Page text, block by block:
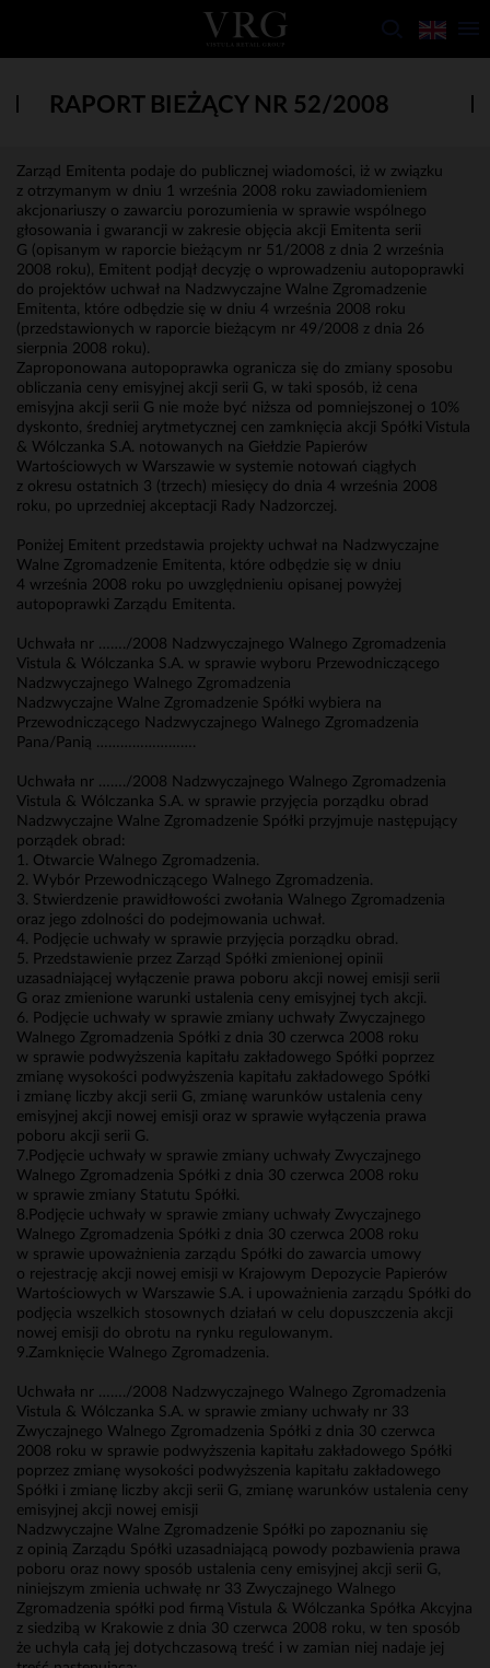
RAPORT BIEŻĄCY NR 52/2008
Zarząd Emitenta podaje do publicznej wiadomości, iż w związku
z otrzymanym w dniu 1 września 2008 roku zawiadomieniem
akcjonariuszy o zawarciu porozumienia w sprawie wspólnego
głosowania i gwarancji w zakresie objęcia akcji Emitenta serii
G (opisanym w raporcie bieżącym nr 51/2008 z dnia 2 września
2008 roku), Emitent podjął decyzję o wprowadzeniu autopoprawki
do projektów uchwał na Nadzwyczajne Walne Zgromadzenie
Emitenta, które odbędzie się w dniu 4 września 2008 roku
(przedstawionych w raporcie bieżącym nr 49/2008 z dnia 26
sierpnia 2008 roku).
Zaproponowana autopoprawka ogranicza się do zmiany sposobu
obliczania ceny emisyjnej akcji serii G, w taki sposób, iż cena
emisyjna akcji serii G nie może być niższa od pomniejszonej o 10%
dyskonto, średniej arytmetycznej cen zamknięcia akcji Spółki Vistula
& Wólczanka S.A. notowanych na Giełdzie Papierów
Wartościowych w Warszawie w systemie notowań ciągłych
z okresu ostatnich 3 (trzech) miesięcy do dnia 4 września 2008
roku, po uprzedniej akceptacji Rady Nadzorczej.
Poniżej Emitent przedstawia projekty uchwał na Nadzwyczajne
Walne Zgromadzenie Emitenta, które odbędzie się w dniu
4 września 2008 roku po uwzględnieniu opisanej powyżej
autopoprawki Zarządu Emitenta.
Uchwała nr ……./2008 Nadzwyczajnego Walnego Zgromadzenia
Vistula & Wólczanka S.A. w sprawie wyboru Przewodniczącego
Nadzwyczajnego Walnego Zgromadzenia
Nadzwyczajne Walne Zgromadzenie Spółki wybiera na
Przewodniczącego Nadzwyczajnego Walnego Zgromadzenia
Pana/Panią …………………….
Uchwała nr ……./2008 Nadzwyczajnego Walnego Zgromadzenia
Vistula & Wólczanka S.A. w sprawie przyjęcia porządku obrad
Nadzwyczajne Walne Zgromadzenie Spółki przyjmuje następujący
porządek obrad:
1. Otwarcie Walnego Zgromadzenia.
2. Wybór Przewodniczącego Walnego Zgromadzenia.
3. Stwierdzenie prawidłowości zwołania Walnego Zgromadzenia
oraz jego zdolności do podejmowania uchwał.
4. Podjęcie uchwały w sprawie przyjęcia porządku obrad.
5. Przedstawienie przez Zarząd Spółki zmienionej opinii
uzasadniającej wyłączenie prawa poboru akcji nowej emisji serii
G oraz zmienione warunki ustalenia ceny emisyjnej tych akcji.
6. Podjęcie uchwały w sprawie zmiany uchwały Zwyczajnego
Walnego Zgromadzenia Spółki z dnia 30 czerwca 2008 roku
w sprawie podwyższenia kapitału zakładowego Spółki poprzez
zmianę wysokości podwyższenia kapitału zakładowego Spółki
i zmianę liczby akcji serii G, zmianę warunków ustalenia ceny
emisyjnej akcji nowej emisji oraz w sprawie wyłączenia prawa
poboru akcji serii G.
7.Podjęcie uchwały w sprawie zmiany uchwały Zwyczajnego
Walnego Zgromadzenia Spółki z dnia 30 czerwca 2008 roku
w sprawie zmiany Statutu Spółki.
8.Podjęcie uchwały w sprawie zmiany uchwały Zwyczajnego
Walnego Zgromadzenia Spółki z dnia 30 czerwca 2008 roku
w sprawie upoważnienia zarządu Spółki do zawarcia umowy
o rejestrację akcji nowej emisji w Krajowym Depozycie Papierów
Wartościowych w Warszawie S.A. i upoważnienia zarządu Spółki do
podjęcia wszelkich stosownych działań w celu dopuszczenia akcji
nowej emisji do obrotu na rynku regulowanym.
9.Zamknięcie Walnego Zgromadzenia.
Uchwała nr ……./2008 Nadzwyczajnego Walnego Zgromadzenia
Vistula & Wólczanka S.A. w sprawie zmiany uchwały nr 33
Zwyczajnego Walnego Zgromadzenia Spółki z dnia 30 czerwca
2008 roku w sprawie podwyższenia kapitału zakładowego Spółki
poprzez zmianę wysokości podwyższenia kapitału zakładowego
Spółki i zmianę liczby akcji serii G, zmianę warunków ustalenia ceny
emisyjnej akcji nowej emisji
Nadzwyczajne Walne Zgromadzenie Spółki po zapoznaniu się
z opinią Zarządu Spółki uzasadniającą powody pozbawienia prawa
poboru oraz nowy sposób ustalenia ceny emisyjnej akcji serii G,
niniejszym zmienia uchwałę nr 33 Zwyczajnego Walnego
Zgromadzenia spółki pod firmą Vistula & Wólczanka Spółka Akcyjna
z siedzibą w Krakowie z dnia 30 czerwca 2008 roku, w ten sposób
że uchyla całą jej dotychczasową treść i w zamian niej nadaje jej